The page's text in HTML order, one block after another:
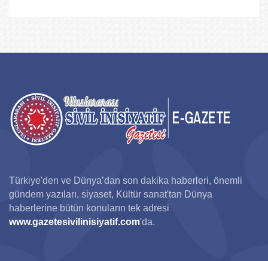
Türkiye'den ve Dünya’dan son dakika haberleri, önemli
gündem yazıları, siyaset, Kültür sanat'tan Dünya
haberlerine bütün konuların tek adresi
www.gazetesivilinisiyatif.com'da.